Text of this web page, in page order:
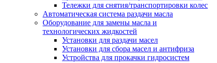
Тележки для снятия/транспортировки колес
Автоматическая система раздачи масла
Оборудование для замены масла и
технологических жидкостей
Установки для раздачи масел
Установки для сбора масел и антифриза
Устройства для прокачки гидросистем